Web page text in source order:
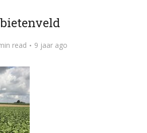
bietenveld
read 9 jaar ago